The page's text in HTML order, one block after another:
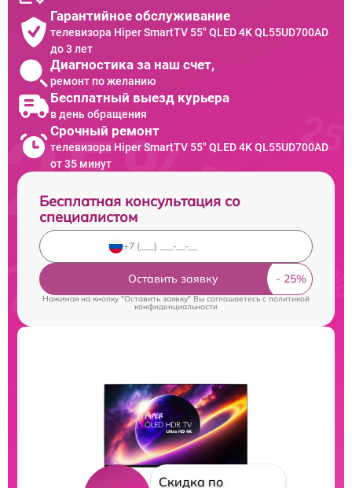
Гарантийное обслуживание
телевизора Hiper SmartTV 55" QLED 4K QL55UD700AD
до 3 лет
Диагностика за наш счет,
ремонт по желанию
Бесплатный выезд курьера
в день обращения
Срочный ремонт
телевизора Hiper SmartTV 55" QLED 4K QL55UD700AD
от 35 минут
Бесплатная консультация со
специалистом
Оставить заявку
Нажимая на кнопку "Оставить заявку" Вы соглашаетесь cполитикой
конфиденциальности
Скидка по